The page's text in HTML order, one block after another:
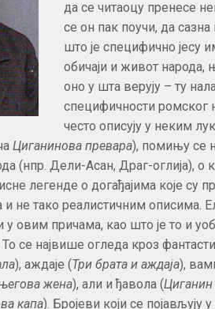
да се читаоцу пренесе
се он пак поучи, да
што је специфично јесу
обичаји и живот народа,
оно у шта верују – ту
специфичности ромског
често описују у неким
Циганинова превара), помињу се
(нпр. Дели-Асан, Драг-оглија), о
легенде о догађајима које су
не тако реалистичним описима.
у овим причама, као што је то и
се највише огледа кроз
), аждаје (Три брата и аждаја),
жена), али и ђавола (Циганин
капа). Бројеви који се појављују у